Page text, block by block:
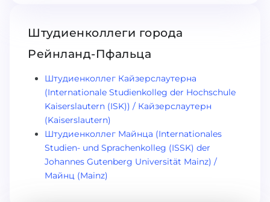
Штудиенколлеги города
Рейнланд-Пфальца
Штудиенколлег Кайзерслаутерна
(Internationale Studienkolleg der Hochschule
Kaiserslautern (ISK)) / Кайзерслаутерн
(Kaiserslautern)
Штудиенколлег Майнца (Internationales
Studien- und Sprachenkolleg (ISSK) der
Johannes Gutenberg Universität Mainz) /
Майнц (Mainz)